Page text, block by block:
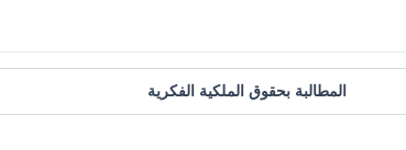
المطالبة بحقوق الملكية الفكرية